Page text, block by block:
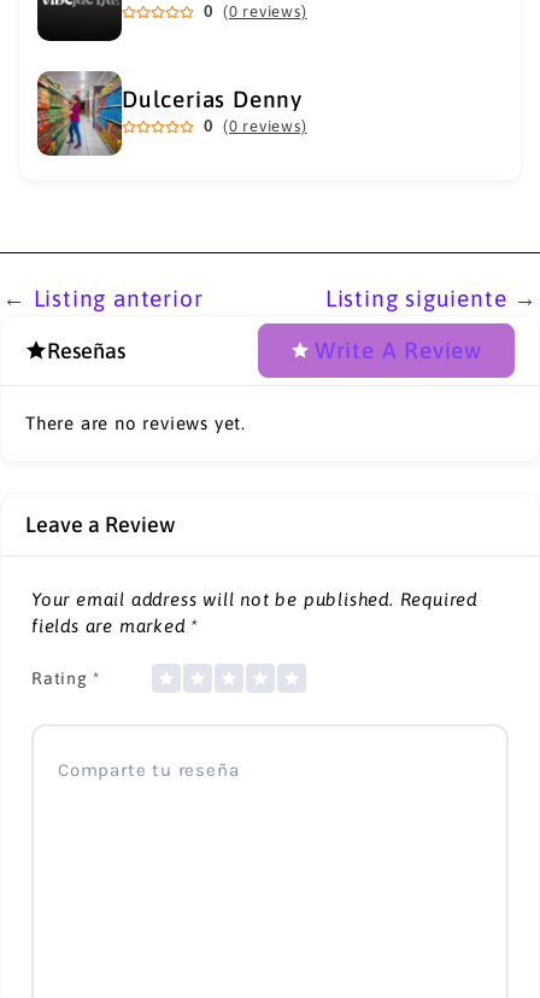
0 (0 reviews)
Dulcerias Denny
0 (0 reviews)
← Listing anterior Listing siguiente →
Reseñas Write A Review
There are no reviews yet.
Leave a Review
Your email address will not be published. Required
fields are marked *
Rating *